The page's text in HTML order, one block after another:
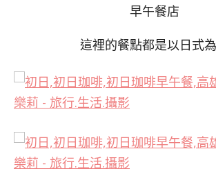
早午餐店
這裡的餐點都是以日式